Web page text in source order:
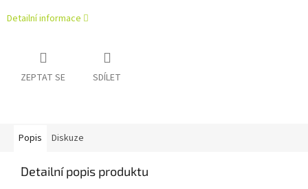
Detailní informace
ZEPTAT SE SDÍLET
Popis Diskuze
Detailní popis produktu